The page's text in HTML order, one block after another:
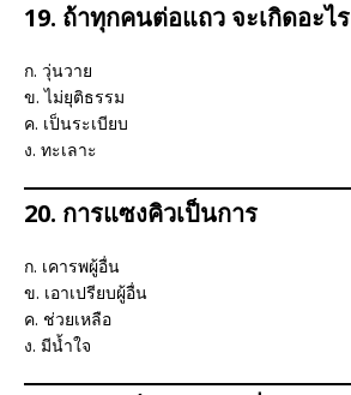
19. ถ้าทุกคนต่อแถว จะเกิดอะไร
ก. วุ่นวาย
ข. ไม่ยุติธรรม
ค. เป็นระเบียบ
ง. ทะเลาะ
20. การแซงคิวเป็นการ
ก. เคารพผู้อื่น
ข. เอาเปรียบผู้อื่น
ค. ช่วยเหลือ
ง. มีน้ำใจ